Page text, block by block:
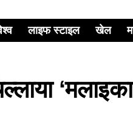
लाइफ स्टाइल खेल